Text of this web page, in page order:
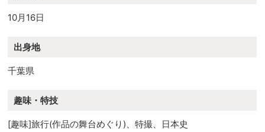
10月16日
出身地
千葉県
趣味・特技
[趣味]旅行(作品の舞台めぐり)、特撮、日本史